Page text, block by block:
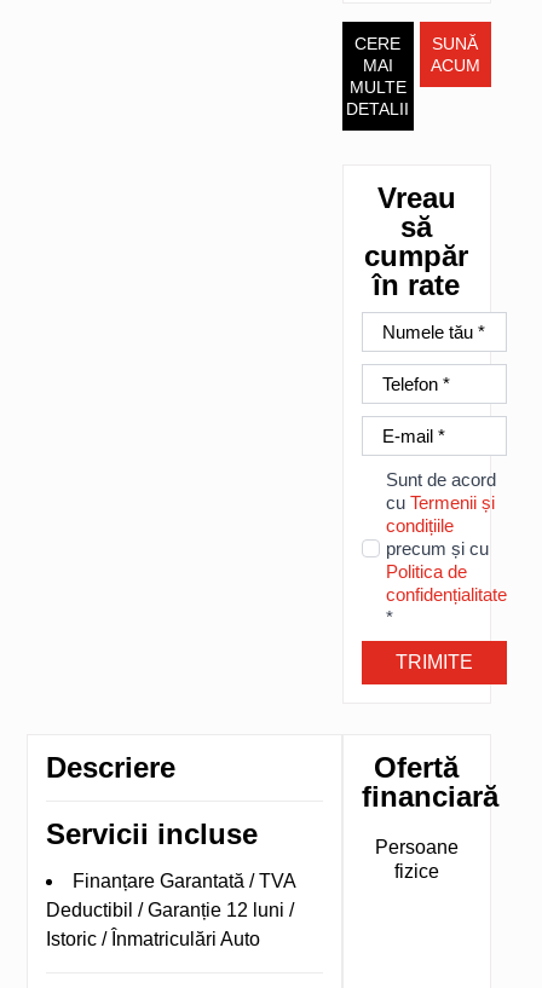
CERE
MAI
MULTE
DETALII
SUNĂ
ACUM
Vreau
să
cumpăr
în rate
Nume
Telefon
E-
mail
*
Sunt de acord
cu Termenii și
condițiile
precum și cu
Politica de
confidențialitate
*
TRIMITE
Descriere
Servicii incluse
Finanțare Garantată / TVA
Deductibil / Garanție 12 luni /
Istoric / Înmatriculări Auto
Ofertă
financiară
Persoane
fizice